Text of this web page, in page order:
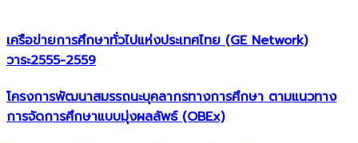
เครือข่ายการศึกษาทั่วไปแห่งประเทศไทย (GE Network)​
วาระ2555-2559
โครงการพัฒนาสมรรถนะบุคลากรทางการศึกษา ตามแนวทาง
การจัดการศึกษาแบบมุ่งผลลัพธ์ (OBEx)